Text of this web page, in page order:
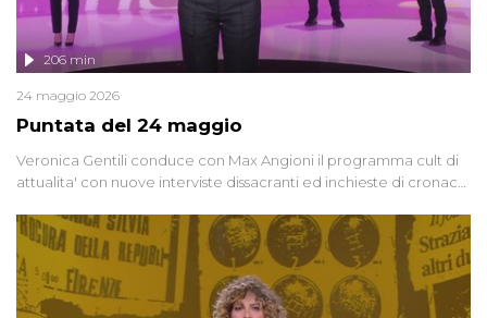
Puntata del 24 maggio
206 min
24 maggio 2026
Veronica Gentili conduce con Max Angioni il programma cult di
attualita' con nuove interviste dissacranti ed inchieste di cronaca